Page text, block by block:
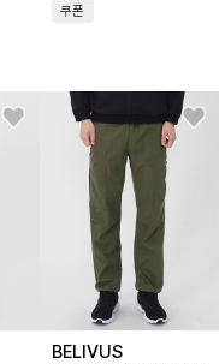
쿠폰
BELIVUS